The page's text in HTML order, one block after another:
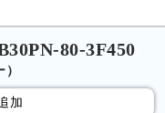
80-3F450
加